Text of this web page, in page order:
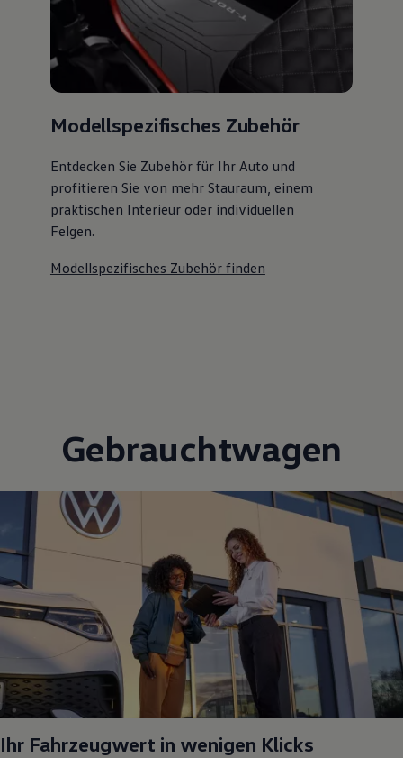
Modellspezifisches Zubehör
Entdecken Sie Zubehör für Ihr Auto und
profitieren Sie von mehr Stauraum, einem
praktischen Interieur oder individuellen
Felgen.
Modellspezifisches Zubehör finden
Gebrauchtwagen
Ihr Fahrzeugwert in wenigen Klicks